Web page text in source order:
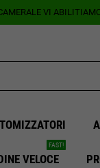
VI
VELOCE
FAST!